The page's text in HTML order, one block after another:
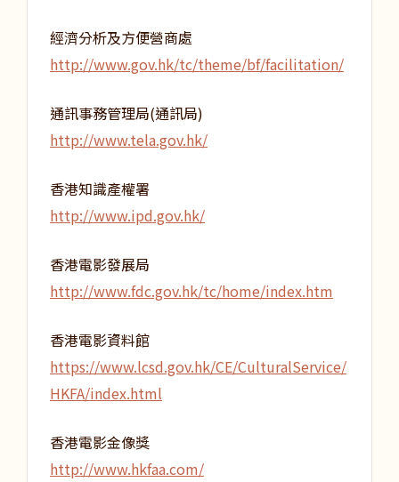
經濟分析及方便營商處
http://www.gov.hk/tc/theme/bf/facilitation/
通訊事務管理局(通訊局)
http://www.tela.gov.hk/
香港知識產權署
http://www.ipd.gov.hk/
香港電影發展局
http://www.fdc.gov.hk/tc/home/index.htm
香港電影資料館
https://www.lcsd.gov.hk/CE/CulturalService/
HKFA/index.html
香港電影金像獎
http://www.hkfaa.com/